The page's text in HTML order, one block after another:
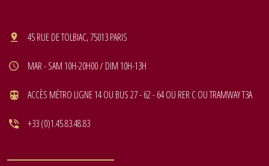
45 RUE DE TOLBIAC, 75013 PARIS
MAR - SAM 10H-20H00 / DIM 10H-13H
ACCÈS MÉTRO LIGNE 14 OU BUS 27 - 62 - 64 OU RER C OU TRAMWAY T3A
+33 (0)1.45.83.48.83